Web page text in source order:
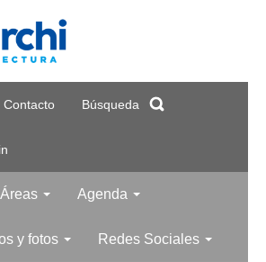
Contacto Búsqueda
Áreas Agenda
y fotos Redes Sociales